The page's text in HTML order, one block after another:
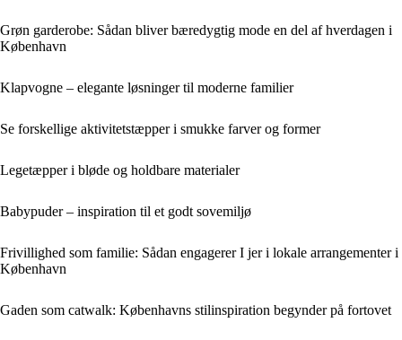
Grøn garderobe: Sådan bliver bæredygtig mode en del af hverdagen i
København
Klapvogne – elegante løsninger til moderne familier
Se forskellige aktivitetstæpper i smukke farver og former
Legetæpper i bløde og holdbare materialer
Babypuder – inspiration til et godt sovemiljø
Frivillighed som familie: Sådan engagerer I jer i lokale arrangementer i
København
Gaden som catwalk: Københavns stilinspiration begynder på fortovet